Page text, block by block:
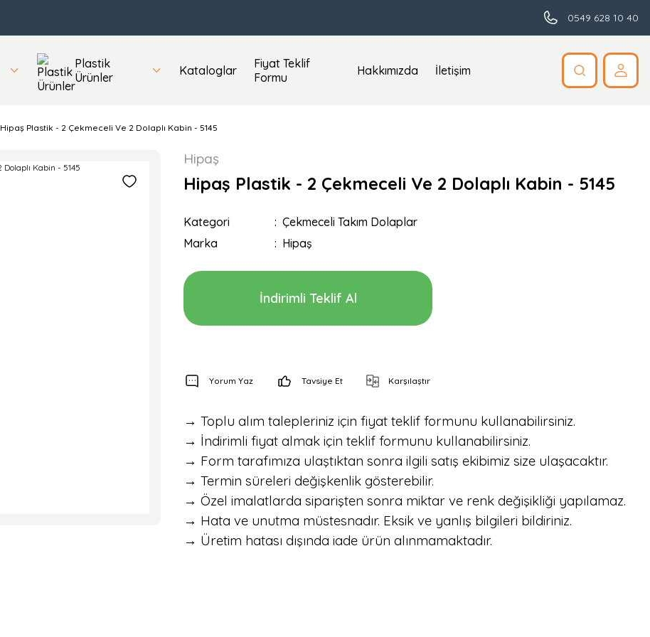
0549 628 10 40
Plastik
Ürünler
Kataloglar
Fiyat Teklif
Formu
Hakkımızda İletişim
Hipaş Plastik - 2 Çekmeceli Ve 2 Dolaplı Kabin - 5145
Hipaş
Hipaş Plastik - 2 Çekmeceli Ve 2 Dolaplı Kabin - 5145
Kategori
Çekmeceli Takım Dolaplar
Marka
Hipaş
İndirimli Teklif Al
Yorum Yaz Tavsiye Et Karşılaştır
→ Toplu alım talepleriniz için fiyat teklif formunu kullanabilirsiniz.
→ İndirimli fiyat almak için teklif formunu kullanabilirsiniz.
→ Form tarafımıza ulaştıktan sonra ilgili satış ekibimiz size ulaşacaktır.
→ Termin süreleri değişkenlik gösterebilir.
→ Özel imalatlarda siparişten sonra miktar ve renk değişikliği yapılamaz.
→ Hata ve unutma müstesnadır. Eksik ve yanlış bilgileri bildiriniz.
→ Üretim hatası dışında iade ürün alınmamaktadır.